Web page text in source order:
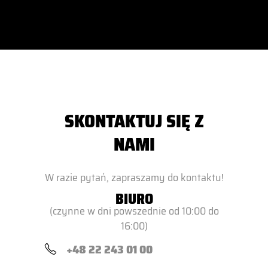
SKONTAKTUJ SIĘ Z
NAMI
W razie pytań, zapraszamy do kontaktu!
BIURO
(czynne w dni powszednie od 10:00 do
16:00)
+48 22 243 01 00